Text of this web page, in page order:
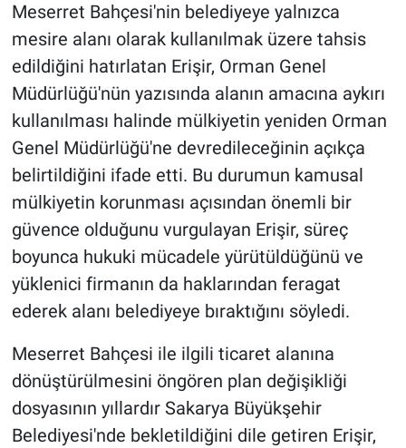
Meserret Bahçesi'nin belediyeye yalnızca
mesire alanı olarak kullanılmak üzere tahsis
edildiğini hatırlatan Erişir, Orman Genel
Müdürlüğü'nün yazısında alanın amacına aykırı
kullanılması halinde mülkiyetin yeniden Orman
Genel Müdürlüğü'ne devredileceğinin açıkça
belirtildiğini ifade etti. Bu durumun kamusal
mülkiyetin korunması açısından önemli bir
güvence olduğunu vurgulayan Erişir, süreç
boyunca hukuki mücadele yürütüldüğünü ve
yüklenici firmanın da haklarından feragat
ederek alanı belediyeye bıraktığını söyledi.
Meserret Bahçesi ile ilgili ticaret alanına
dönüştürülmesini öngören plan değişikliği
dosyasının yıllardır Sakarya Büyükşehir
Belediyesi'nde bekletildiğini dile getiren Erişir,